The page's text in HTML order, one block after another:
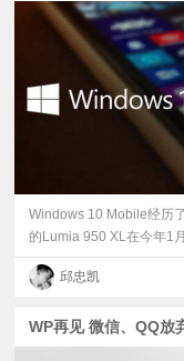
Windows 10 Mobile经历
的Lumia 950 XL在今年1
邱忠凯
WP再见 微信、QQ